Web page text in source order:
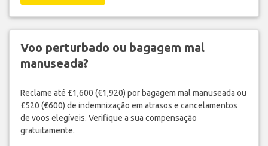
Voo perturbado ou bagagem mal
manuseada?
Reclame até £1,600 (€1,920) por bagagem mal manuseada ou
£520 (€600) de indemnização em atrasos e cancelamentos
de voos elegíveis. Verifique a sua compensação
gratuitamente.